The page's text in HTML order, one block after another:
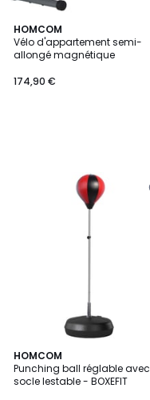
HOMCOM
Vélo d'appartement semi-
allongé magnétique
174,90 €
HOMCOM
Punching ball réglable avec
socle lestable - BOXEFIT
3,3
/ 5